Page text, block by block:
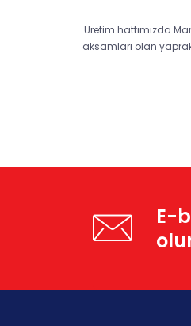
Üretim hattımızda
aksamları olan
E-